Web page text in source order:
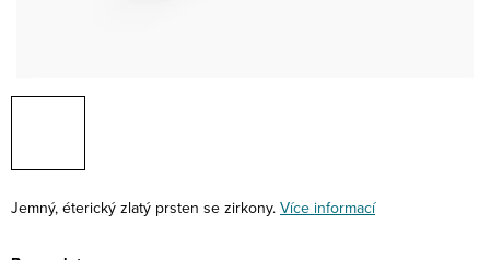
Jemný, éterický zlatý prsten se zirkony. Více informací